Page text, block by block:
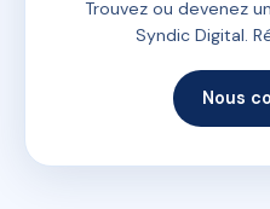
Trouvez ou devenez
Syndic Digital.
Nous